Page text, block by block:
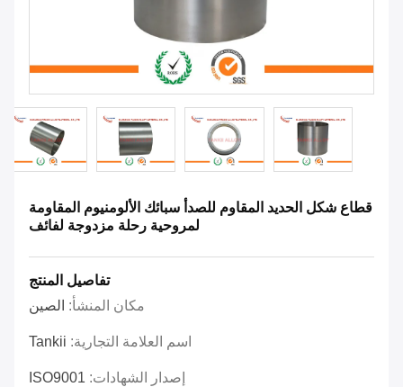
قطاع شكل الحديد المقاوم للصدأ سبائك الألومنيوم المقاومة
لمروحية رحلة مزدوجة لفائف
تفاصيل المنتج
مكان المنشأ: الصين
اسم العلامة التجارية: Tankii
إصدار الشهادات: ISO9001